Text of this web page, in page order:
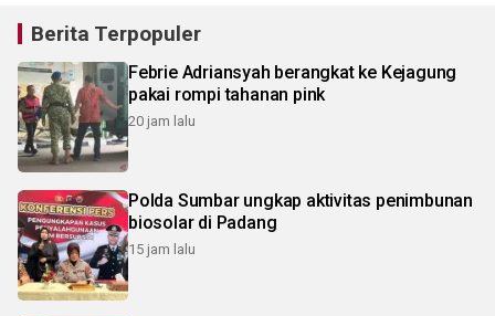
Berita Terpopuler
Febrie Adriansyah berangkat ke Kejagung
pakai rompi tahanan pink
20 jam lalu
Polda Sumbar ungkap aktivitas penimbunan
biosolar di Padang
15 jam lalu